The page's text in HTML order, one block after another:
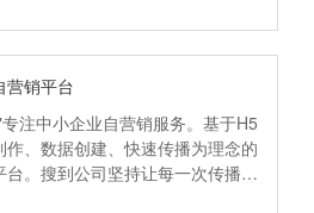
理化。
营销平台
注中小企业自营销服务。基于H5
作、数据创建、快速传播为理念的
台。搜到公司坚持让每一次传播都